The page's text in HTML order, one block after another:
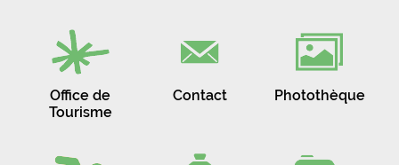
Office de
Tourisme
Contact Photothèque